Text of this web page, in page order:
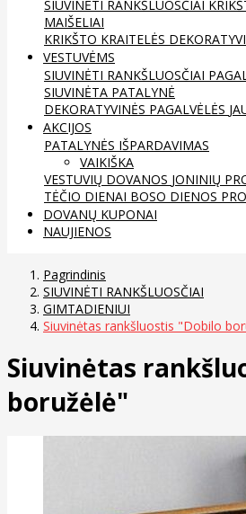
SIUVINĖTI RANKŠLUOSČIAI
MAIŠELIAI
KRIKŠTO KRAITELĖS
VESTUVĖMS
SIUVINĖTI RANKŠLUOSČIAI
SIUVINĖTA PATALYNĖ
DEKORATYVINĖS PAGALVĖLĖS
AKCIJOS
PATALYNĖS IŠPARDAVIMAS
VAIKIŠKA
VESTUVIŲ DOVANOS JONINIŲ
TĖČIO DIENAI BOSO DIENOS
DOVANŲ KUPONAI
NAUJIENOS
Pagrindinis
SIUVINĖTI RANKŠLUOSČIAI
GIMTADIENIUI
Siuvinėtas rankšluostis "Dobilo
Siuvinėtas
boružėlė"